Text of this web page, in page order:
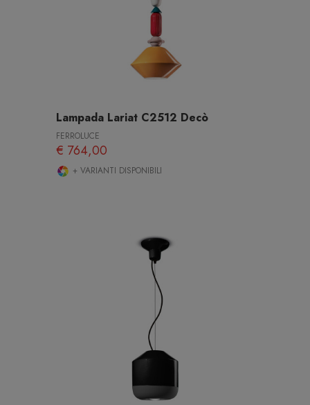
Lampada Lariat C2512 Decò
FERROLUCE
€ 764,00
+ VARIANTI DISPONIBILI